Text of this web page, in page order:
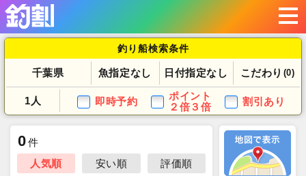
釣り船検索条件
千葉県 魚指定なし 日付指定なし こだわり (0)
1人 即時予約
ポイント
２倍３倍
割引あり
0件
人気順
安い順 評価順